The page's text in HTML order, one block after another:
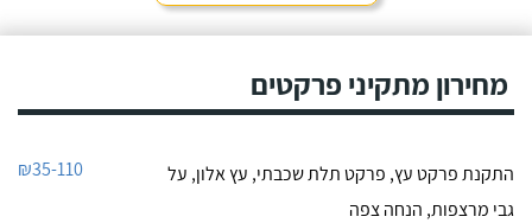
מחירון מתקיני פרקטים
התקנת פרקט עץ, פרקט תלת שכבתי, עץ אלון, על
גבי מרצפות, הנחה צפה
₪35-110